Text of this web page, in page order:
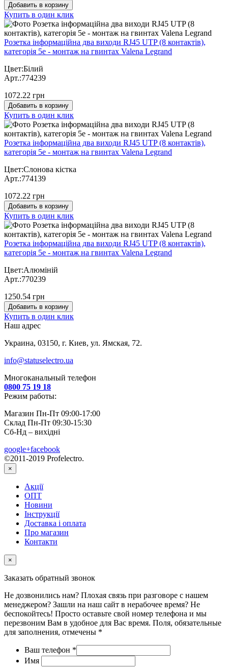
Добавить в корзину
Купить в один клик
Розетка інформаційна два виходи RJ45 UTP (8 контактів),
категорія 5e - монтаж на гвинтах Valena Legrand
Цвет:Білий
Арт.:774239
1072.22 грн
Добавить в корзину
Купить в один клик
Розетка інформаційна два виходи RJ45 UTP (8 контактів),
категорія 5e - монтаж на гвинтах Valena Legrand
Цвет:Слонова кістка
Арт.:774139
1072.22 грн
Добавить в корзину
Купить в один клик
Розетка інформаційна два виходи RJ45 UTP (8 контактів),
категорія 5e - монтаж на гвинтах Valena Legrand
Цвет:Алюміній
Арт.:770239
1250.54 грн
Добавить в корзину
Купить в один клик
Наш адрес
Украина, 03150, г. Киев, ул. Ямская, 72.
info@statuselectro.ua
Многоканальный телефон
0800 75 19 18
Режим работы:
Магазин Пн-Пт 09:00-17:00
Склад Пн-Пт 09:30-15:30
Сб-Нд – вихідні
google+facebook
©2011-2019 Profelectro.
×
Акції
ОПТ
Новини
Інструкції
Доставка і оплата
Про магазин
Контакти
×
Заказать обратный звонок
Не дозвонились нам? Плохая связь при разговоре с нашем
менеджером? Зашли на наш сайт в нерабочее время? Не
беспокойтесь! Просто оставьте свой номер телефона и мы
перезвоним Вам в удобное для Вас время. Поля, обязательные
для заполнения, отмечены *
Ваш телефон *
Имя